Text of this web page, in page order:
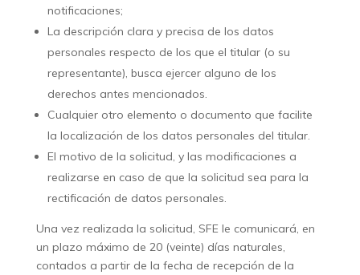
notificaciones;
La descripción clara y precisa de los datos
personales respecto de los que el titular (o su
representante), busca ejercer alguno de los
derechos antes mencionados.
Cualquier otro elemento o documento que facilite
la localización de los datos personales del titular.
El motivo de la solicitud, y las modificaciones a
realizarse en caso de que la solicitud sea para la
rectificación de datos personales.
Una vez realizada la solicitud, SFE le comunicará, en
un plazo máximo de 20 (veinte) días naturales,
contados a partir de la fecha de recepción de la